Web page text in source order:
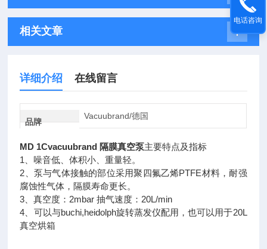
相关文章
详细介绍 在线留言
品牌
Vacuubrand/德国
MD 1Cvacuubrand 隔膜真空泵主要特点及指标
1、噪音低、体积小、重量轻。
2、泵与气体接触的部位采用聚四氟乙烯PTFE材料，耐强
腐蚀性气体，隔膜寿命更长。
3、真空度：2mbar 抽气速度：20L/min
4、可以与buchi,heidolph旋转蒸发仪配用，也可以用于20L
真空烘箱
电话咨询